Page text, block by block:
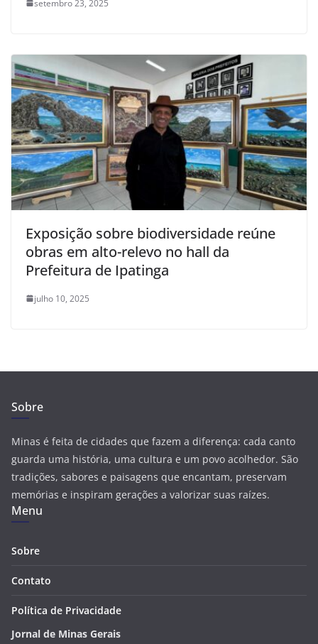
setembro 23, 2025
Exposição sobre biodiversidade reúne
obras em alto-relevo no hall da
Prefeitura de Ipatinga
julho 10, 2025
Sobre
Minas é feita de cidades que fazem a diferença: cada canto
guarda uma história, uma cultura e um povo acolhedor. São
tradições, sabores e paisagens que encantam, preservam
memórias e inspiram gerações a valorizar suas raízes.
Menu
Sobre
Contato
Política de Privacidade
Jornal de Minas Gerais